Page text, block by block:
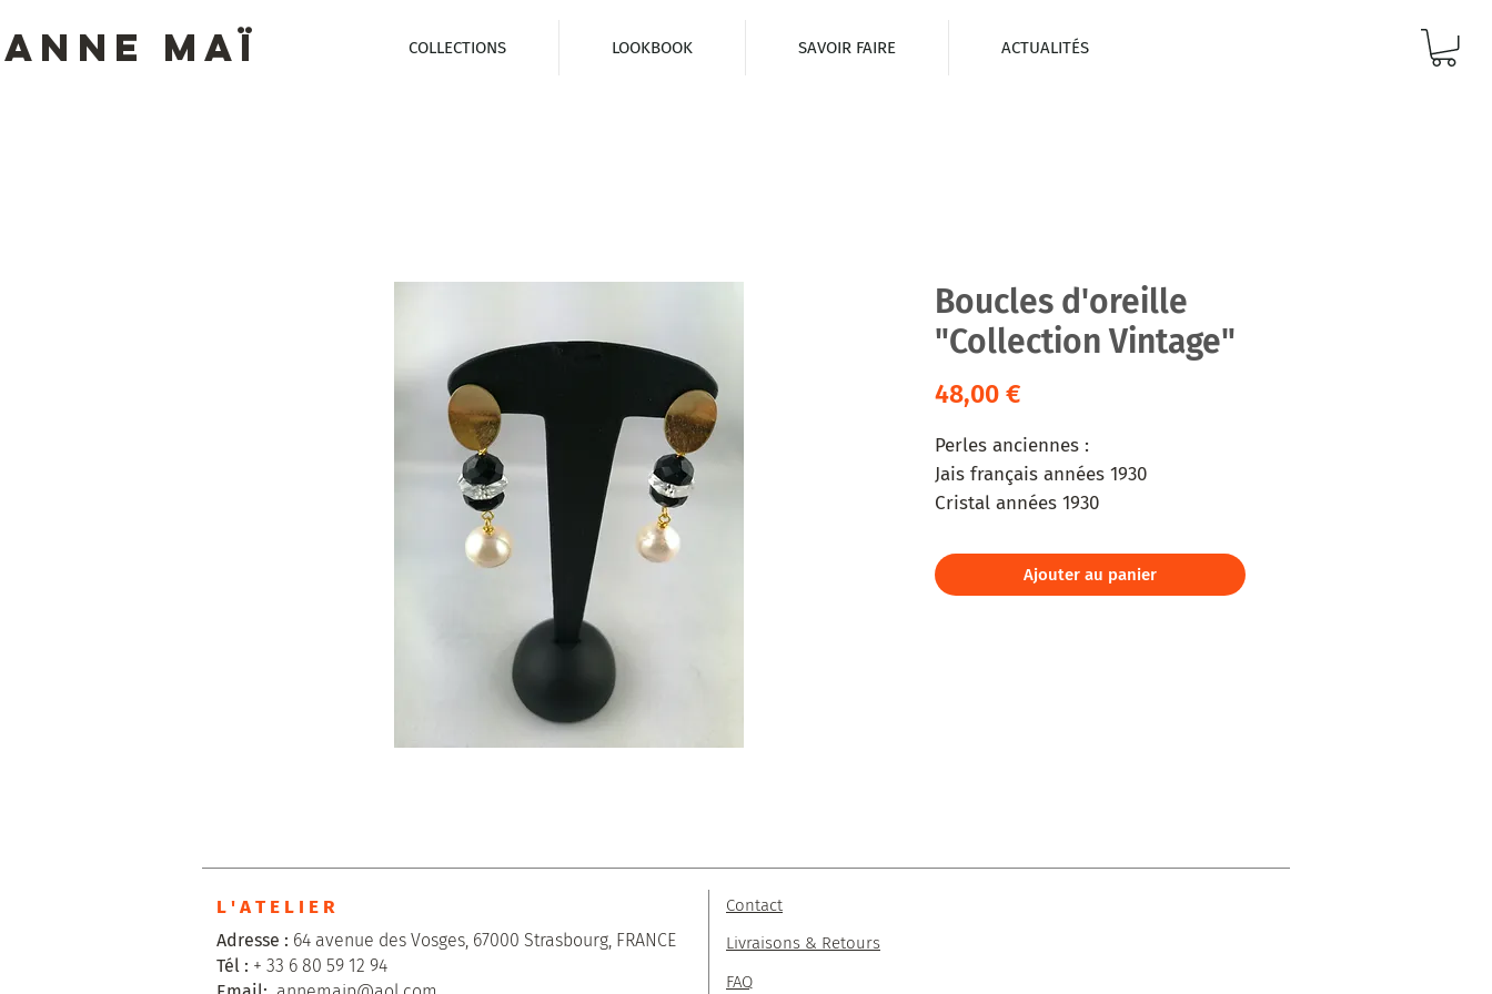
ANNE MAï COLLECTIONS LOOKBOOK SAVOIR FAIRE ACTUALITÉS
Boucles d'oreille
"Collection Vintage"
48,00 €
Perles anciennes :
Jais français années 1930
Cristal années 1930
Ajouter au panier
Livraisons & Retours
Contact
FAQ
L ' A T E L I E R
Adresse : 64 avenue des Vosges, 67000 Strasbourg, FRANCE
Tél : + 33 6 80 59 12 94